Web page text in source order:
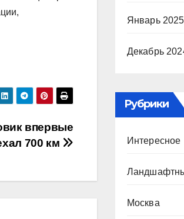
впервые
700 км
Январь 2025
Декабрь
Рубрики
Интересное
Москва